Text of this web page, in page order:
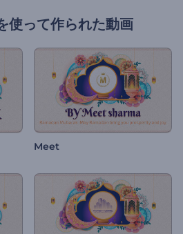
使って作られた動画
Meet